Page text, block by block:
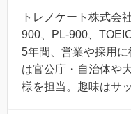
トレノケート株式会
900、PL-900、
5年間、営業や採用
は官公庁・自治体や
様を担当。趣味はサ